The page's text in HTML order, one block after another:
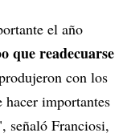
el año
que readecuarse
con los
hacer importantes
señaló Franciosi,